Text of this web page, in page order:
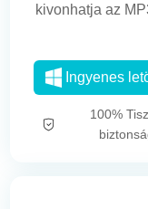
kivonhatja az
Ingyenes
100%